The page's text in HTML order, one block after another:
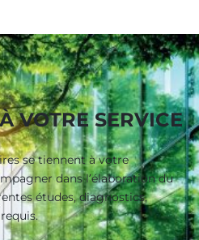
VOTRE SERVICE
se tiennent à votre
dans l’élaboration du
études, diagnostics,